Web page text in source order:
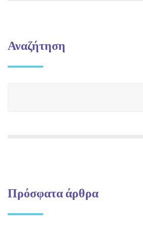
Αναζήτηση
Πρόσφατα άρθρα